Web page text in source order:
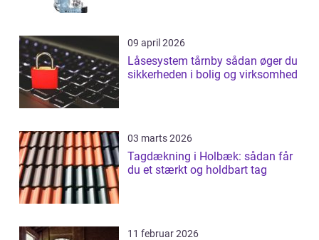
09 april 2026
Låsesystem tårnby sådan øger du
sikkerheden i bolig og virksomhed
03 marts 2026
Tagdækning i Holbæk: sådan får
du et stærkt og holdbart tag
11 februar 2026